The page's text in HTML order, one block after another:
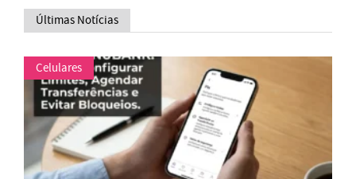
Últimas Notícias
Celulares